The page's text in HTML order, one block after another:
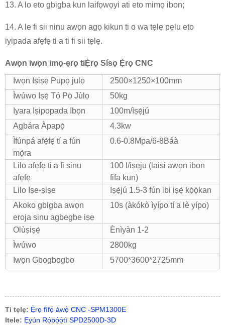
13. A lo eto gbigba kun laifọwọyi ati eto mimọ ibon;
14. A le fi sii ninu awọn agọ kikun ti o wa tẹlẹ pẹlu eto
iyipada afẹfẹ ti a ti fi sii tẹlẹ.
Awọn iwọn imọ-ẹrọ tiẸ̀rọ Sísọ Ẹ̀rọ CNC
Iwọn Iṣiṣẹ Pupọ julọ
2500×1250×100mm
Ìwúwo Iṣẹ́ Tó Pọ̀ Jùlọ
50kg
Iyara Iṣipopada Ibọn
100m/ìṣẹ́jú
Agbára Àpapọ̀
4.3kw
Ìfúnpá afẹ́fẹ́ tí a fún
mọ́ra
0.6-0.8Mpa/6-8Báà
Lilo afẹfẹ ti a fi sinu
afẹfẹ
100 l/iṣẹju (laisi awọn ibon
fifa kun)
Lilo Iṣe-ṣiṣe
Iṣẹ́jú 1.5-3 fún ibi iṣẹ́ kọ̀ọ̀kan
Akoko gbigba awọn
eroja sinu agbegbe iṣẹ
10s (àkókò ìyípo tí a lè yípo)
Olùṣiṣẹ́
Ènìyàn 1-2
Ìwúwo
2800kg
Iwọn Gbogbogbo
5700*3600*2725mm
Ti tẹlẹ: Ẹ̀rọ fífọ́ àwọ̀ CNC -SPM1300E
Itele: Ẹyún Rọ́bọ́ọ̀tì SPD2500D-3D